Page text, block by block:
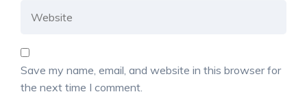
Save my name, email, and website in this browser for
the next time I comment.